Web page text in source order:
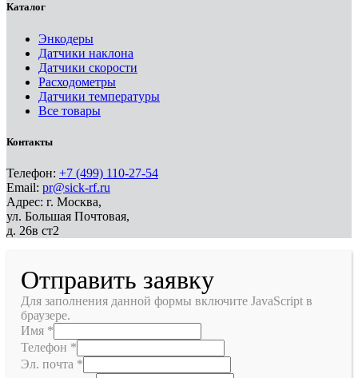
Каталог
Энкодеры
Датчики наклона
Датчики скорости
Расходометры
Датчики температуры
Все товары
Контакты
Телефон: +7 (499) 110-27-54
Email: pr@sick-rf.ru
Адрес: г. Москва,
ул. Большая Почтовая,
д. 26в ст2
Отправить заявку
Для заполнения данной формы включите JavaScript в
браузере.
Имя *
Телефон *
Эл. почта *